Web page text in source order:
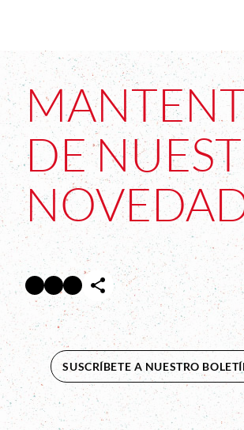
DE
Facebook Abre en nueva ventana
Twitter Abre en nueva ventana
InstagramAbre en nueva ventana
SUSCRÍBETE A NUESTRO